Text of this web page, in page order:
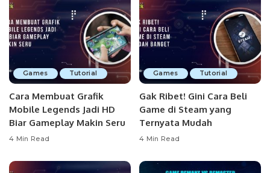
Games Tutorial
Cara Membuat Grafik
Mobile Legends Jadi HD
Biar Gameplay Makin Seru
4 Min Read
Games Tutorial
Gak Ribet! Gini Cara Beli
Game di Steam yang
Ternyata Mudah
4 Min Read